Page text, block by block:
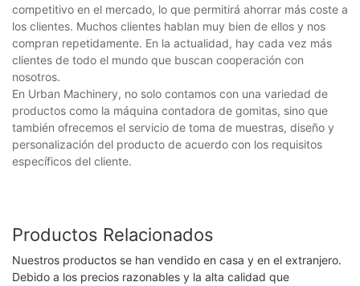
competitivo en el mercado, lo que permitirá ahorrar más coste a
los clientes. Muchos clientes hablan muy bien de ellos y nos
compran repetidamente. En la actualidad, hay cada vez más
clientes de todo el mundo que buscan cooperación con
nosotros.
En Urban Machinery, no solo contamos con una variedad de
productos como la máquina contadora de gomitas, sino que
también ofrecemos el servicio de toma de muestras, diseño y
personalización del producto de acuerdo con los requisitos
específicos del cliente.
Productos Relacionados
Nuestros productos se han vendido en casa y en el extranjero.
Debido a los precios razonables y la alta calidad que